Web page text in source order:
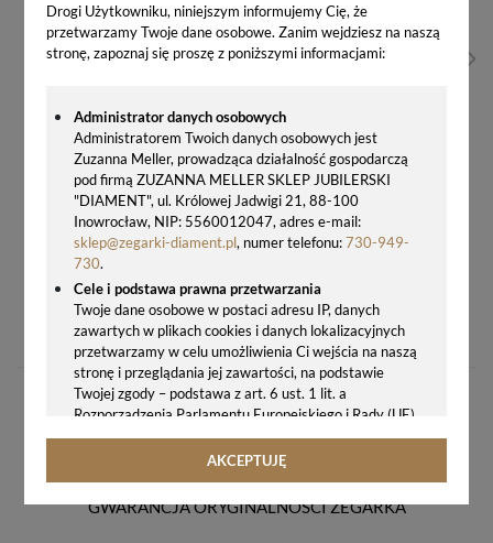
Drogi Użytkowniku, niniejszym informujemy Cię, że
przetwarzamy Twoje dane osobowe. Zanim wejdziesz na naszą
stronę, zapoznaj się proszę z poniższymi informacjami:
Administrator danych osobowych
Administratorem Twoich danych osobowych jest
Zuzanna Meller, prowadząca działalność gospodarczą
pod firmą ZUZANNA MELLER SKLEP JUBILERSKI
"DIAMENT", ul. Królowej Jadwigi 21, 88-100
Inowrocław, NIP: 5560012047, adres e-mail:
sklep@zegarki-diament.pl, numer telefonu:730-949-
730.
Cele i podstawa prawna przetwarzania
Twoje dane osobowe w postaci adresu IP, danych
zawartych w plikach cookies i danych lokalizacyjnych
przetwarzamy w celu umożliwienia Ci wejścia na naszą
stronę i przeglądania jej zawartości, na podstawie
Twojej zgody – podstawa z art. 6 ust. 1 lit. a
Rozporządzenia Parlamentu Europejskiego i Rady (UE)
2016/679 z 27.04.2016 r. w sprawie ochrony osób
fizycznych w związku z przetwarzaniem danych
rozporządzenie o ochronie danych, tj. RODO).
AKCEPTUJĘ
1100,00 zł
GWARANCJA ORYGINALNOŚCI ZEGARKA